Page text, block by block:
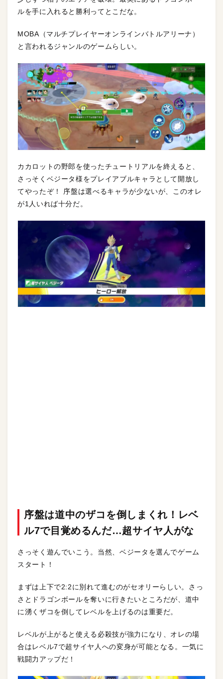
ルを手に入れると勝利ってとこだな。
MOBA（マルチプレイヤーオンラインバトルアリーナ）
と言われるジャンルのゲームらしい。
カカロットの野郎を使ったチュートリアルを終えると、
さっそくベジータ様をプレイアブルキャラとして開放し
てやったぞ！ 序盤は選べるキャラが少ないが、このオレ
が1人いれば十分だ。
序盤は道中のザコを倒しまくれ！レベ
ル7で目覚めるんだ…超サイヤ人がな
さっそく遊んでいこう。当然、ベジータを選んでゲーム
スタート！
まずは上下で2:2に別れて進むのがセオリーらしい。さっ
さとドラゴンボールを奪いに行きたいところだが、道中
に湧くザコを倒してレベルを上げるのは重要だ。
レベルが上がると使える必殺技が強力になり、オレの場
合はレベル7で超サイヤ人への変身が可能となる。一気に
戦闘力アップだ！